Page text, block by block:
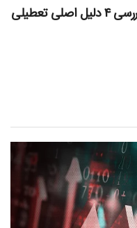
پایان تلخ پروژه‌های میلیون دلاری؛ بررسی ۴ دلیل اصلی تعطیلی